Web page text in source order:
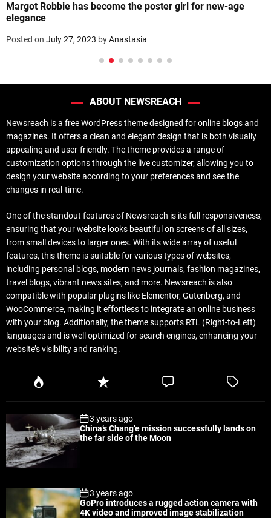
Margot Robbie has become the poster girl for new-age
elegance
Posted on July 27, 2023 byAnastasia
ABOUT NEWSREACH
Newsreach is a free WordPress theme designed for online blogs and
magazines. It offers a clean and elegant design that is both visually
appealing and user-friendly. The theme provides a range of
customization options through the live customizer, allowing you to
design your website according to your preferences and see the
changes in real-time.
One of the standout features of Newsreach is its full responsiveness,
ensuring that your website looks beautiful on screens of all sizes,
from small devices to larger ones. With its wide array of useful
features, this theme is suitable for various types of websites,
including personal blogs, modern news journals, fashion magazines,
travel blogs, vibrant news sites, and more. Newsreach is also
compatible with popular plugins like Elementor, Gutenberg, and
WooCommerce, making it effortless to integrate an online business
with your blog. Additionally, the theme supports RTL (Right-to-Left)
languages and is well optimized for search engines, enhancing your
website’s visibility and ranking.
P
u
l
a
r
R
e
n
C
e
T
e
3 years ago
China’s Chang’e mission successfully lands on
the far side of the Moon
3 years ago
GoPro introduces a rugged action camera with
4K video and improved image stabilization